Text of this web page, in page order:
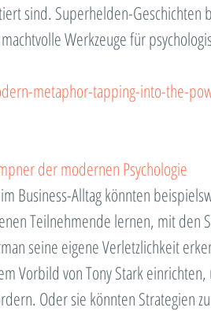
sind. Superhelden-Geschichten
Werkzeuge für
metaphor-tapping-into-the-
der modernen Psychologie
Business-Alltag könnten
Teilnehmende lernen, mit den
seine eigene Verletzlichkeit
Vorbild von Tony Stark
Oder sie könnten Strategien